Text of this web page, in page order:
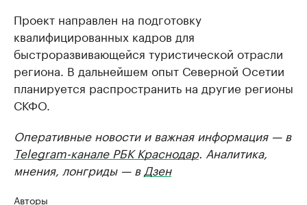
Проект направлен на подготовку
квалифицированных кадров для
быстроразвивающейся туристической отрасли
региона. В дальнейшем опыт Северной Осетии
планируется распространить на другие регионы
СКФО.
Оперативные новости и важная информация — в
Telegram-канале РБК Краснодар. Аналитика,
мнения, лонгриды — в Дзен
Авторы